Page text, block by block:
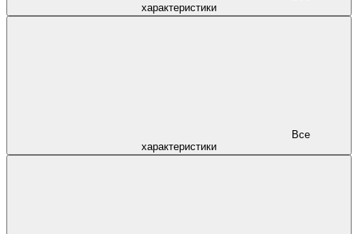
характеристики
характеристики